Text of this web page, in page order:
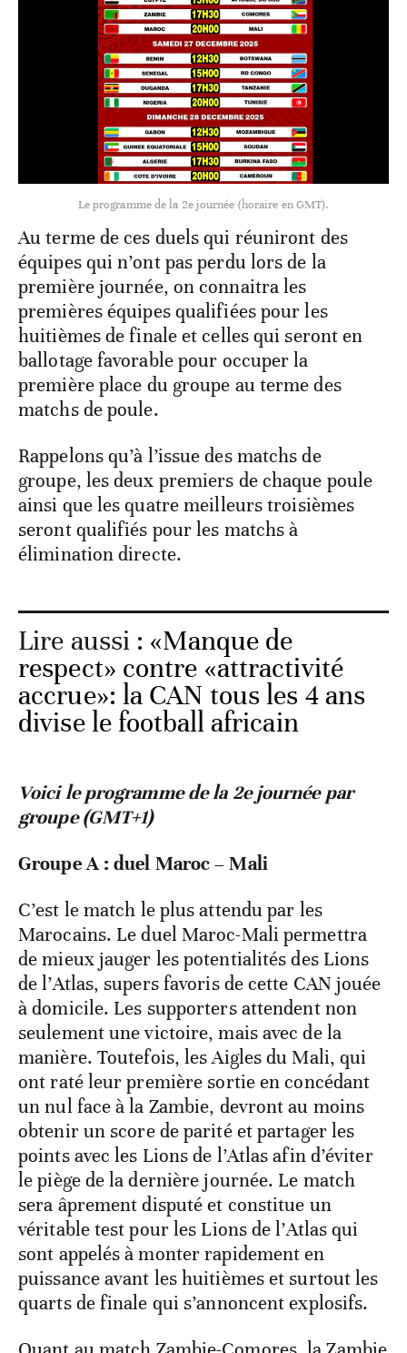
Le programme de la 2e journée (horaire en GMT).
Au terme de ces duels qui réuniront des
équipes qui n’ont pas perdu lors de la
première journée, on connaitra les
premières équipes qualifiées pour les
huitièmes de finale et celles qui seront en
ballotage favorable pour occuper la
première place du groupe au terme des
matchs de poule.
Rappelons qu’à l’issue des matchs de
groupe, les deux premiers de chaque poule
ainsi que les quatre meilleurs troisièmes
seront qualifiés pour les matchs à
élimination directe.
Lire aussi : «Manque de
respect» contre «attractivité
accrue»: la CAN tous les 4 ans
divise le football africain
Voici le programme de la 2ejournée par
groupe (GMT+1)
Groupe A : duel Maroc – Mali
C’est le match le plus attendu par les
Marocains. Le duel Maroc-Mali permettra
de mieux jauger les potentialités des Lions
de l’Atlas, supers favoris de cette CAN jouée
à domicile. Les supporters attendent non
seulement une victoire, mais avec de la
manière. Toutefois, les Aigles du Mali, qui
ont raté leur première sortie en concédant
un nul face à la Zambie, devront au moins
obtenir un score de parité et partager les
points avec les Lions de l’Atlas afin d’éviter
le piège de la dernière journée. Le match
sera âprement disputé et constitue un
véritable test pour les Lions de l’Atlas qui
sont appelés à monter rapidement en
puissance avant les huitièmes et surtout les
quarts de finale qui s’annoncent explosifs.